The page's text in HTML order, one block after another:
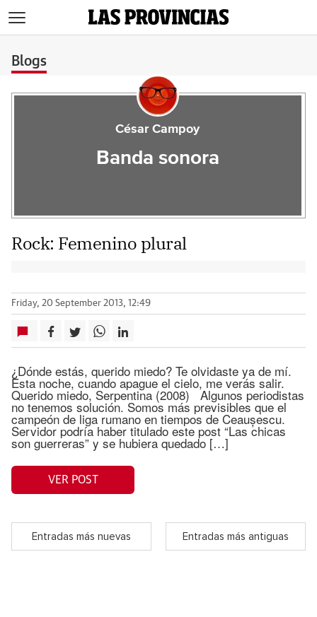
Blogs
César Campoy
Banda sonora
Rock: Femenino plural
Friday, 20 September 2013, 12:49
¿Dónde estás, querido miedo? Te olvidaste ya de mí.
Esta noche, cuando apague el cielo, me verás salir.
Querido miedo, Serpentina (2008) Algunos periodistas
no tenemos solución. Somos más previsibles que el
campeón de liga rumano en tiempos de Ceaușescu.
Servidor podría haber titulado este post “Las chicas
son guerreras” y se hubiera quedado […]
VER POST
Entradas más nuevas Entradas más antiguas